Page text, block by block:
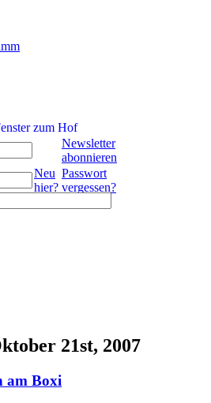
Newsletter
abonnieren
Neu
hier?
Passwort
vergessen?
21st, 2007
am Boxi